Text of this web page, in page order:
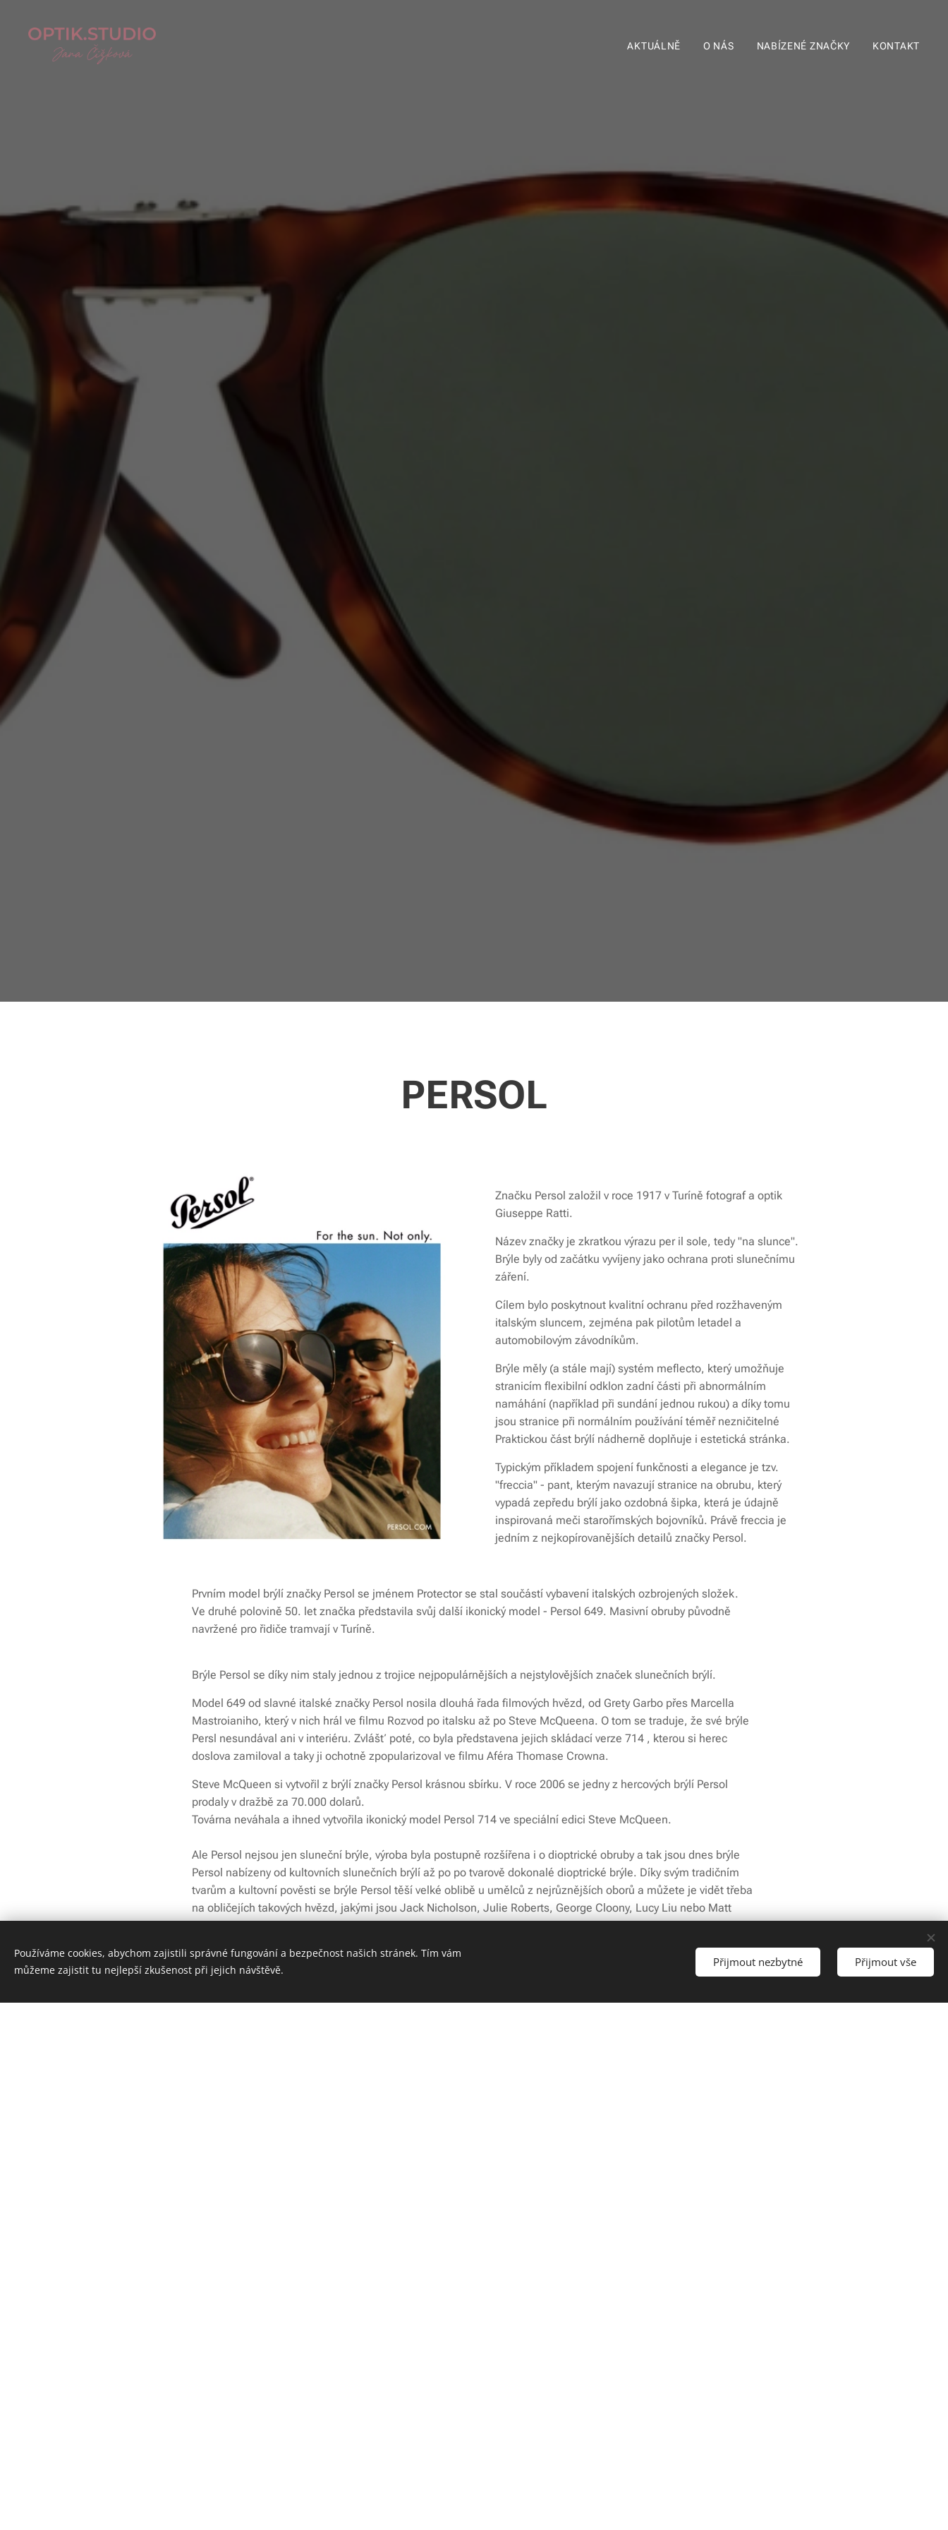
AKTUÁLNĚ O NÁS NABÍZENÉ ZNAČKY KONTAKT
PERSOL
Značku Persol založil v roce 1917 v Turíně fotograf a optik
Giuseppe Ratti.
Název značky je zkratkou výrazu per il sole, tedy "na slunce".
Brýle byly od začátku vyvíjeny jako ochrana proti slunečnímu
záření.
Cílem bylo poskytnout kvalitní ochranu před rozžhaveným
italským sluncem, zejména pak pilotům letadel a
automobilovým závodníkům.
Brýle měly (a stále mají) systém meflecto, který umožňuje
stranicím flexibilní odklon zadní části při abnormálním
namáhání (například při sundání jednou rukou) a díky tomu
jsou stranice při normálním používání téměř nezničitelné
Praktickou část brýlí nádherně doplňuje i estetická stránka.
Typickým příkladem spojení funkčnosti a elegance je tzv.
"freccia" - pant, kterým navazují stranice na obrubu, který
vypadá zepředu brýlí jako ozdobná šipka, která je údajně
inspirovaná meči starořímských bojovníků. Právě freccia je
jedním z nejkopírovanějších detailů značky Persol.
Prvním model brýlí značky Persol se jménem Protector se stal součástí vybavení italských ozbrojených složek.
Ve druhé polovině 50. let značka představila svůj další ikonický model - Persol 649. Masivní obruby původně
navržené pro řidiče tramvají v Turíně.
Brýle Persol se díky nim staly jednou z trojice nejpopulárnějších a nejstylovějších značek slunečních brýlí.
Model 649 od slavné italské značky Persol nosila dlouhá řada filmových hvězd, od Grety Garbo přes Marcella
Mastroianiho, který v nich hrál ve filmu Rozvod po italsku až po Steve McQueena. O tom se traduje, že své brýle
Persl nesundával ani v interiéru. Zvlášť poté, co byla představena jejich skládací verze 714 , kterou si herec
doslova zamiloval a taky ji ochotně zpopularizoval ve filmu Aféra Thomase Crowna.
Steve McQueen si vytvořil z brýlí značky Persol krásnou sbírku. V roce 2006 se jedny z hercových brýlí Persol
prodaly v dražbě za 70.000 dolarů.
Továrna neváhala a ihned vytvořila ikonický model Persol 714 ve speciální edici Steve McQueen.
Ale Persol nejsou jen sluneční brýle, výroba byla postupně rozšířena i o dioptrické obruby a tak jsou dnes brýle
Persol nabízeny od kultovních slunečních brýlí až po po tvarově dokonalé dioptrické brýle. Díky svým tradičním
tvarům a kultovní pověsti se brýle Persol těší velké oblibě u umělců z nejrůznějších oborů a můžete je vidět třeba
na obličejích takových hvězd, jakými jsou Jack Nicholson, Julie Roberts, George Cloony, Lucy Liu nebo Matt
Dillon.
Naši kompletní nabídku brýlí PERSOL najdete nawww.internetovaoptika.cz
Používáme cookies, abychom zajistili správné fungování a bezpečnost našich stránek. Tím vám
můžeme zajistit tu nejlepší zkušenost při jejich návštěvě.
Přijmout nezbytné Přijmout vše